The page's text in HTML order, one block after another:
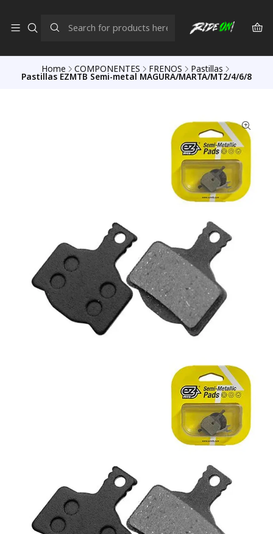
Home COMPONENTES FRENOS Pastillas
Pastillas EZMTB Semi-metal MAGURA/MARTA/MT2/4/6/8